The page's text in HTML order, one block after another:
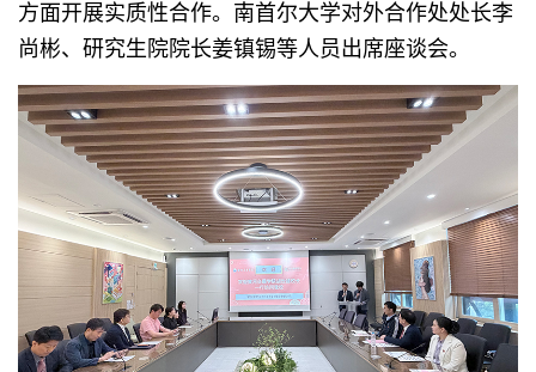
方面开展实质性合作。南首尔大学对外合作处处长李
尚彬、研究生院院长姜镇锡等人员出席座谈会。